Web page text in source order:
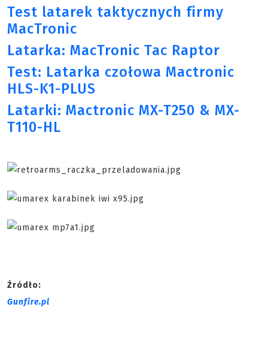
Test latarek taktycznych firmy
MacTronic
Latarka: MacTronic Tac Raptor
Test: Latarka czołowa Mactronic
HLS-K1-PLUS
Latarki: Mactronic MX-T250 & MX-
T110-HL
Źródło:
Gunfire.pl